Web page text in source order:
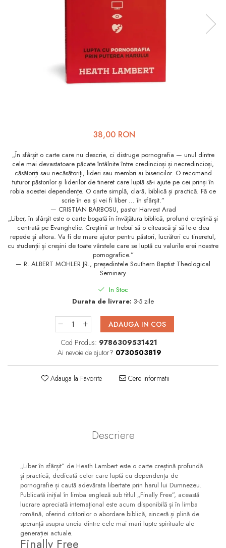
Viața de Familie
Prietenie, Logodnă și
Cărți de Colorat
Adolescenți și Tineri
Păstorirea Bisericii
Conducerea și Păstorirea
Bisericii
Predicare
Consiliere
Lucrarea cu Copiii și Tinerii
Grupuri Mici
Romane, Nuvele și Povestiri
Biografii
38,00 RON
„În sfârșit o carte care nu descrie, ci distruge pornografia — unul dintre
cele mai devastatoare păcate întâlnite între credincioși și necredincioși,
căsătoriți sau necăsătoriți, lideri sau membri ai bisericilor. O recomand
tuturor păstorilor și liderilor de tineret care luptă să-i ajute pe cei prinși în
robia acestei dependențe. O carte simplă, clară, biblică și practică. Fă ce
scrie în ea și vei fi liber … în sfârșit.”
— CRISTIAN BARBOSU, pastor Harvest Arad
„Liber, în sfârșit este o carte bogată în învățătura biblică, profund creștină și
centrată pe Evanghelie. Creștinii ar trebui să o citească și să le-o dea
repede și altora. Va fi de mare ajutor pentru păstori, lucrători cu tineretul,
cu studenții și creșini de toate vârstele care se luptă cu valurile erei noastre
pornografice.”
— R. ALBERT MOHLER JR., președintele Southern Baptist Theological
Seminary
In Stoc
Durata de livrare: 3-5 zile
ADAUGA IN COS
Cod Produs: 9786309531421
Ai nevoie de ajutor? 0730503819
Adauga la Favorite Cere informatii
Descriere
„Liber în sfârșit” de Heath Lambert este o carte creștină profundă
și practică, dedicată celor care luptă cu dependența de
pornografie și caută adevărata libertate prin harul lui Dumnezeu.
Publicată inițial în limba engleză sub titlul „Finally Free”, această
lucrare apreciată internațional este acum disponibilă și în limba
română, oferind cititorilor o abordare biblică, sinceră și plină de
speranță asupra uneia dintre cele mai mari lupte spirituale ale
generației actuale.
Finally Free